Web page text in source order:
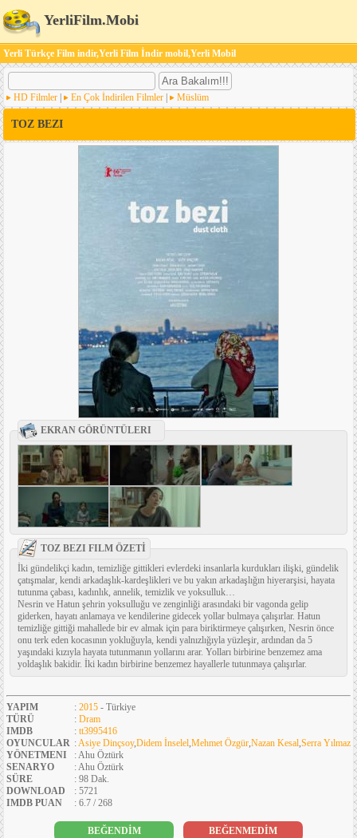
YerliFilm.Mobi
Yerli Türkçe Film indir,Yerli Film İndir mobil,Yerli Mobil
HD Filmler En Çok İndirilen Filmler Müslüm
TOZ BEZI
EKRAN GÖRÜNTÜLERI
TOZ BEZI FILM ÖZETİ
İki gündelikçi kadın, temizliğe gittikleri evlerdeki insanlarla kurdukları ilişki, gündelik
çatışmalar, kendi arkadaşlık-kardeşlikleri ve bu yakın arkadaşlığın hiyerarşisi, hayata
tutunma çabası, kadınlık, annelik, temizlik ve yoksulluk…
Nesrin ve Hatun şehrin yoksulluğu ve zenginliği arasındaki bir vagonda gelip
giderken, hayatı anlamaya ve kendilerine gidecek yollar bulmaya çalışırlar. Hatun
temizliğe gittiği mahallede bir ev almak için para biriktirmeye çalışırken, Nesrin önce
onu terk eden kocasının yokluğuyla, kendi yalnızlığıyla yüzleşir, ardından da 5
yaşındaki kızıyla hayata tutunmanın yollarını arar. Yolları birbirine benzemez ama
yoldaşlık bakidir. İki kadın birbirine benzemez hayallerle tutunmaya çalışırlar.
YAPIM : 2015 - Türkiye
TÜRÜ
: Dram
IMDB
: tt3995416
OYUNCULAR :Asiye Dinçsoy,Didem İnselel,Mehmet Özgür,Nazan Kesal,Serra Yılmaz
YÖNETMENI
: Ahu Öztürk
SENARYO
: Ahu Öztürk
SÜRE
: 98 Dak.
DOWNLOAD
: 5721
IMDB PUAN
: 6.7 / 268
BEĞENDİM
BEĞENMEDİM